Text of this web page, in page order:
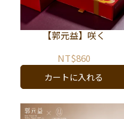
【郭元益】咲く
NT$860
カートに入れる